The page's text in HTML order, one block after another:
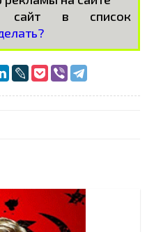
сайт в список